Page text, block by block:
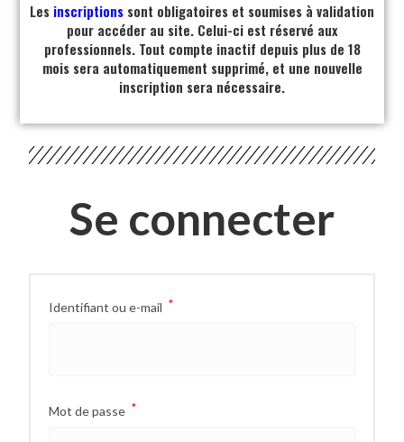
Les inscriptions sont obligatoires et soumises à validation
pour accéder au site. Celui-ci est réservé aux
professionnels. Tout compte inactif depuis plus de 18
mois sera automatiquement supprimé, et une nouvelle
inscription sera nécessaire.
Se connecter
Identifiant ou e-mail *
Mot de passe *